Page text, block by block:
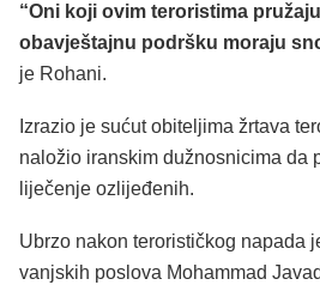
“Oni koji ovim teroristima
obavještajnu podršku moraju
je Rohani.
Izrazio je sućut obiteljima žrtava
naložio iranskim dužnosnicima da
liječenje ozlijeđenih.
Ubrzo nakon terorističkog napada
vanjskih poslova Mohammad